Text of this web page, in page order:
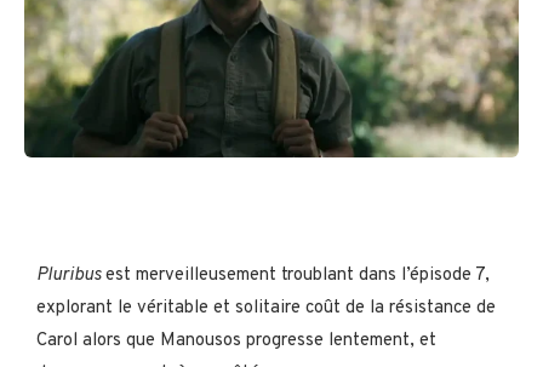
Pluribusest merveilleusement troublant dans l’épisode 7,
explorant le véritable et solitaire coût de la résistance de
Carol alors que Manousos progresse lentement, et